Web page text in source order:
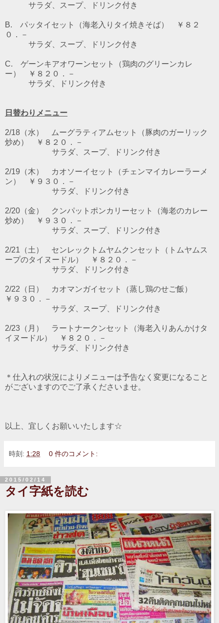
サラダ、スープ、ドリンク付き
B. パッタイセット（海老入りタイ焼きそば） ￥８２
０．－
サラダ、スープ、ドリンク付き
C. ゲーンキアオワーンセット（鶏肉のグリーンカレ
ー） ￥８２０．－
サラダ、ドリンク付き
日替わりメニュー
2/18（水） ムーグラティアムセット（豚肉のガーリック
炒め） ￥８２０．－
サラダ、スープ、ドリンク付き
2/19（木） カオソーイセット（チェンマイカレーラーメ
ン） ￥９３０．－
サラダ、ドリンク付き
2/20（金） クンパットポンカリーセット（海老のカレー
炒め） ￥９３０．－
サラダ、スープ、ドリンク付き
2/21（土） センレックトムヤムクンセット（トムヤムス
ープのタイヌードル） ￥８２０．－
サラダ、ドリンク付き
2/22（日） カオマンガイセット（蒸し鶏のせご飯）
￥９３０．－
サラダ、スープ、ドリンク付き
2/23（月） ラートナークンセット（海老入りあんかけタ
イヌードル） ￥８２０．－
サラダ、ドリンク付き
＊仕入れの状況によりメニューは予告なく変更になること
がございますのでご了承くださいませ。
以上、宜しくお願いいたします☆
時刻: 1:28 0 件のコメント:
2015/02/14
タイ字紙を読む